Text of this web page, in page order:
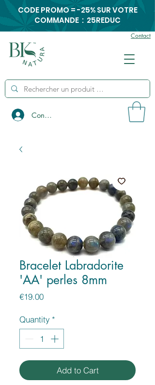
Contact
Connexion
CODE PROMO = -25% SUR VOTRE
COMMANDE : 25REDUC
Bracelet Labradorite
'AA' perles 8mm
€19.00Price
Quantity *
Add to Cart